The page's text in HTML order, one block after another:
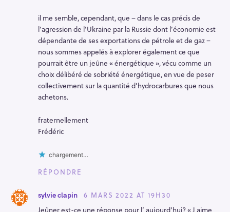
il me semble, cependant, que – dans le cas précis de
l’agression de l’Ukraine par la Russie dont l’économie est
dépendante de ses exportations de pétrole et de gaz –
nous sommes appelés à explorer également ce que
pourrait être un jeûne « énergétique », vécu comme un
choix délibéré de sobriété énergétique, en vue de peser
collectivement sur la quantité d’hydrocarbures que nous
achetons.
fraternellement
Frédéric
chargement…
RÉPONDRE
sylvie clapin
6 MARS 2022 AT 19H30
Jeûner est-ce une réponse pour l’ aujourd’hui? « J aime